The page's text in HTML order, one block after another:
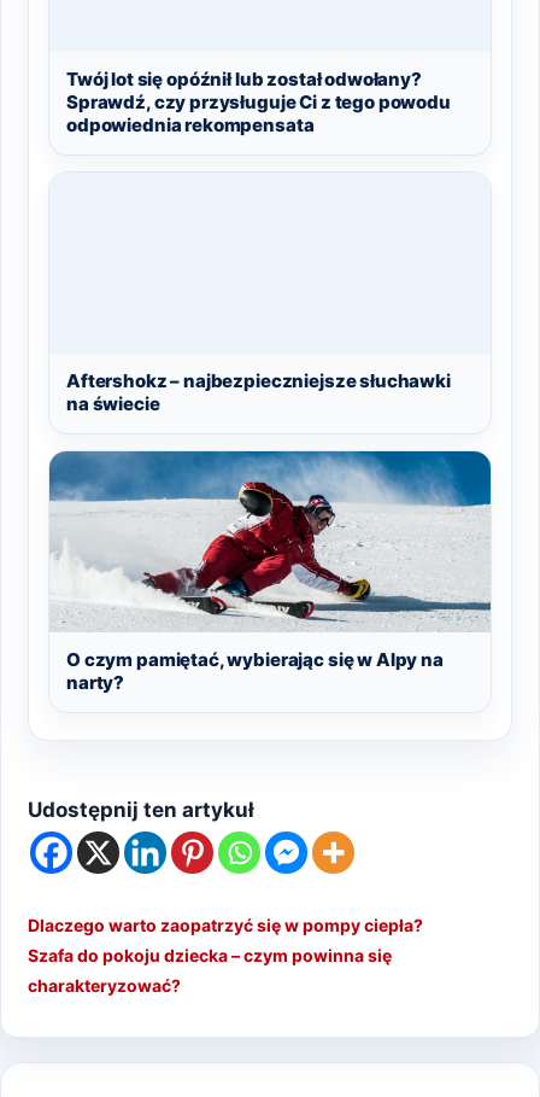
Twój lot się opóźnił lub został odwołany?
Sprawdź, czy przysługuje Ci z tego powodu
odpowiednia rekompensata
Aftershokz – najbezpieczniejsze słuchawki
na świecie
O czym pamiętać, wybierając się w Alpy na
narty?
Udostępnij ten artykuł
Dlaczego warto zaopatrzyć się w pompy ciepła?
Szafa do pokoju dziecka – czym powinna się
charakteryzować?